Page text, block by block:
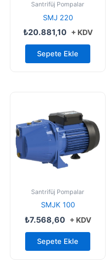
Santrifüj Pompalar
SMJ 220
₺20.881,10 + KDV
Sepete Ekle
Santrifüj Pompalar
SMJK 100
₺7.568,60 + KDV
Sepete Ekle